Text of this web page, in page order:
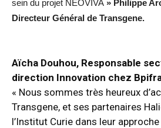
sein du projet NEOVIVA » Philippe
Directeur Général de Transgene.
Aïcha Douhou, Responsable
direction Innovation chez
« Nous sommes très heureux
Transgene, et ses partenaires
l’Institut Curie dans leur